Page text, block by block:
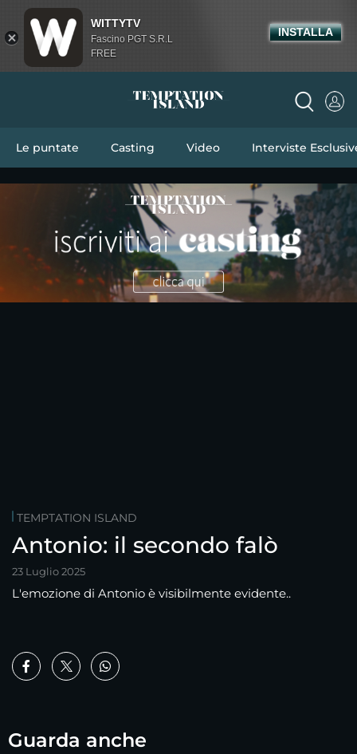
Le puntate Casting Video Interviste
TEMPTATION ISLAND
Antonio: il secondo falò
23 Luglio 2025
L'emozione di Antonio è visibilmente evidente..
Guarda anche
WITTYTV
Fascino PGT S.R.L
FREE
INSTALLA